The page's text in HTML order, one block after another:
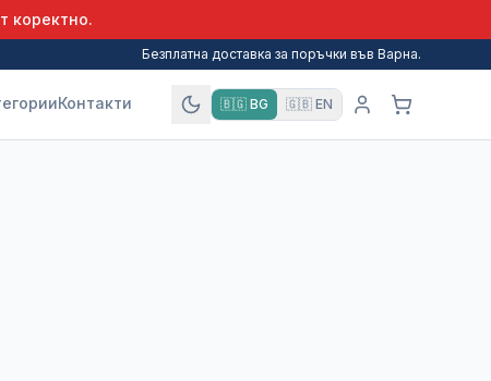
коректно.
Безплатна доставка за поръчки във Варна.
Контакти 🇧🇬 BG 🇬🇧 EN